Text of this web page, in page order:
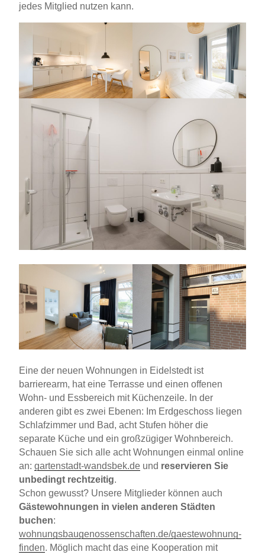
jedes Mitglied nutzen kann.
Eine der neuen Wohnungen in Eidelstedt ist
barrierearm, hat eine Terrasse und einen offenen
Wohn- und Essbereich mit Küchenzeile. In der
anderen gibt es zwei Ebenen: Im Erdgeschoss liegen
Schlafzimmer und Bad, acht Stufen höher die
separate Küche und ein großzügiger Wohnbereich.
Schauen Sie sich alle acht Wohnungen einmal online
an: gartenstadt-wandsbek.de und reservieren Sie
unbedingt rechtzeitig.
Schon gewusst? Unsere Mitglieder können auch
Gästewohnungen in vielen anderen Städten
buchen:
wohnungsbaugenossenschaften.de/gaestewohnung-
finden. Möglich macht das eine Kooperation mit